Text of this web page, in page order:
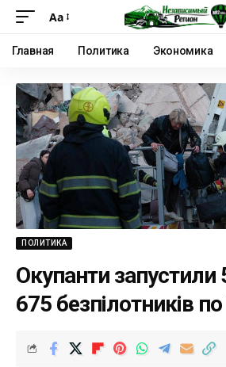
Аа
Главная Политика Экономика
ПОЛИТИКА
Окупанти запустили
675 безпілотників по